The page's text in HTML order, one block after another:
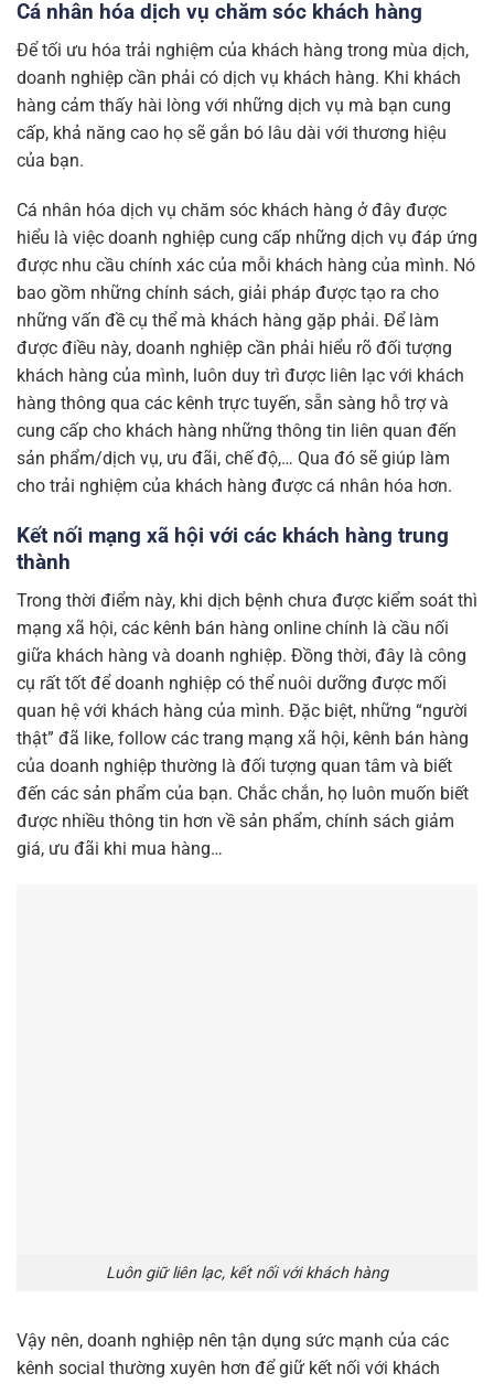
Cá nhân hóa dịch vụ chăm sóc khách hàng
Để tối ưu hóa trải nghiệm của khách hàng trong mùa dịch,
doanh nghiệp cần phải có dịch vụ khách hàng. Khi khách
hàng cảm thấy hài lòng với những dịch vụ mà bạn cung
cấp, khả năng cao họ sẽ gắn bó lâu dài với thương hiệu
của bạn.
Cá nhân hóa dịch vụ chăm sóc khách hàng ở đây được
hiểu là việc doanh nghiệp cung cấp những dịch vụ đáp ứng
được nhu cầu chính xác của mỗi khách hàng của mình. Nó
bao gồm những chính sách, giải pháp được tạo ra cho
những vấn đề cụ thể mà khách hàng gặp phải. Để làm
được điều này, doanh nghiệp cần phải hiểu rõ đối tượng
khách hàng của mình, luôn duy trì được liên lạc với khách
hàng thông qua các kênh trực tuyến, sẵn sàng hỗ trợ và
cung cấp cho khách hàng những thông tin liên quan đến
sản phẩm/dịch vụ, ưu đãi, chế độ,… Qua đó sẽ giúp làm
cho trải nghiệm của khách hàng được cá nhân hóa hơn.
Kết nối mạng xã hội với các khách hàng trung
thành
Trong thời điểm này, khi dịch bệnh chưa được kiểm soát thì
mạng xã hội, các kênh bán hàng online chính là cầu nối
giữa khách hàng và doanh nghiệp. Đồng thời, đây là công
cụ rất tốt để doanh nghiệp có thể nuôi dưỡng được mối
quan hệ với khách hàng của mình. Đặc biệt, những “người
thật” đã like, follow các trang mạng xã hội, kênh bán hàng
của doanh nghiệp thường là đối tượng quan tâm và biết
đến các sản phẩm của bạn. Chắc chắn, họ luôn muốn biết
được nhiều thông tin hơn về sản phẩm, chính sách giảm
giá, ưu đãi khi mua hàng…
Luôn giữ liên lạc, kết nối với khách hàng
Vậy nên, doanh nghiệp nên tận dụng sức mạnh của các
kênh social thường xuyên hơn để giữ kết nối với khách